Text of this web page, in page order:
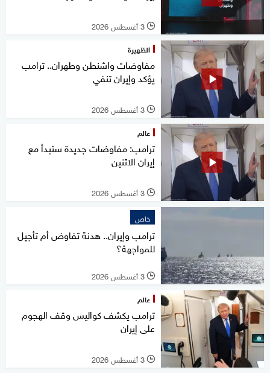
l 3 أغسطس 2026
الظهيرة
مفاوضات واشنطن وطهران.. ترامب
يؤكد وإيران تنفي
l 3 أغسطس 2026
عالم
ترامب: مفاوضات جديدة ستبدأ مع
إيران الاثنين
l 3 أغسطس 2026
خاص
ترامب وإيران.. هدنة تفاوض أم تأجيل
للمواجهة؟
l 3 أغسطس 2026
عالم
ترامب يكشف كواليس وقف الهجوم
على إيران
l 3 أغسطس 2026